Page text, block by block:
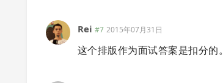
Rei #7 2015年07月31日
这个排版作为面试答案是扣分的。